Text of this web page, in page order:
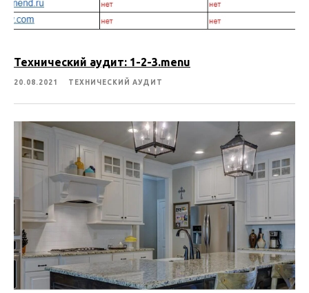
Технический аудит: 1-2-3.menu
20.08.2021 ТЕХНИЧЕСКИЙ АУДИТ